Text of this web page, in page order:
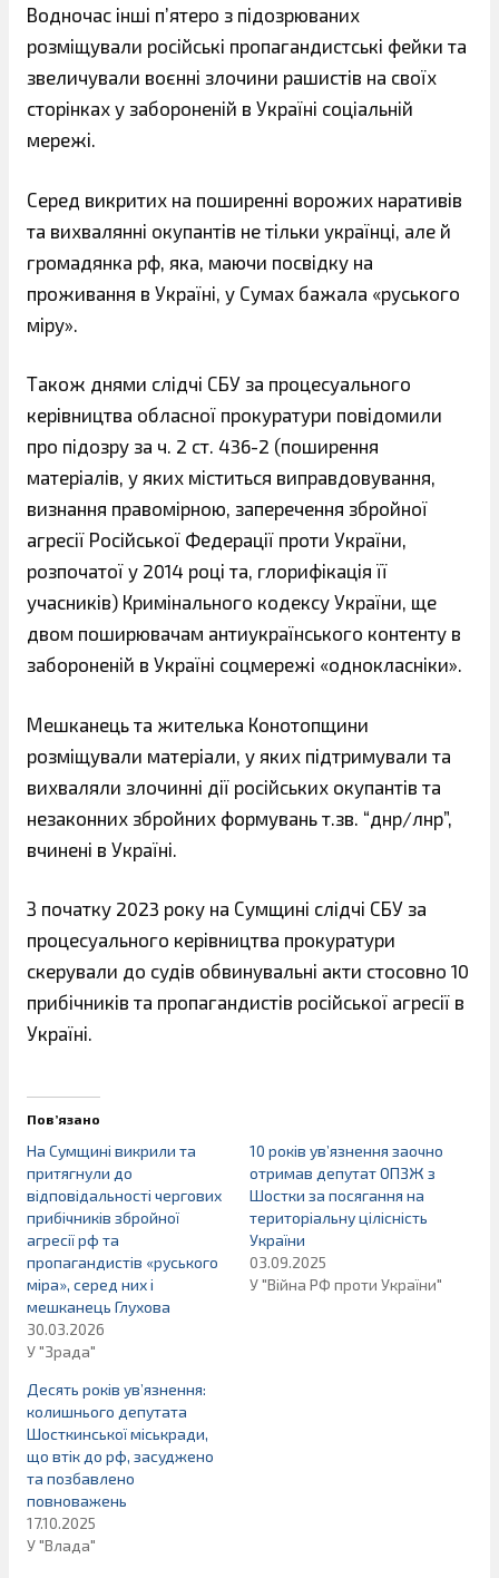
Водночас інші п’ятеро з підозрюваних
розміщували російські пропагандистські фейки та
звеличували воєнні злочини рашистів на своїх
сторінках у забороненій в Україні соціальній
мережі.
Серед викритих на поширенні ворожих наративів
та вихвалянні окупантів не тільки українці, але й
громадянка рф, яка, маючи посвідку на
проживання в Україні, у Сумах бажала «руського
міру».
Також днями слідчі СБУ за процесуального
керівництва обласної прокуратури повідомили
про підозру за ч. 2 ст. 436-2 (поширення
матеріалів, у яких міститься виправдовування,
визнання правомірною, заперечення збройної
агресії Російської Федерації проти України,
розпочатої у 2014 році та, глорифікація її
учасників) Кримінального кодексу України, ще
двом поширювачам антиукраїнського контенту в
забороненій в Україні соцмережі «однокласніки».
Мешканець та жителька Конотопщини
розміщували матеріали, у яких підтримували та
вихваляли злочинні дії російських окупантів та
незаконних збройних формувань т.зв. “днр/лнр”,
вчинені в Україні.
З початку 2023 року на Сумщині слідчі СБУ за
процесуального керівництва прокуратури
скерували до судів обвинувальні акти стосовно 10
прибічників та пропагандистів російської агресії в
Україні.
Пов’язано
На Сумщині викрили та
притягнули до
відповідальності чергових
прибічників збройної
агресії рф та
пропагандистів «руського
міра», серед них і
мешканець Глухова
30.03.2026
У "Зрада"
10 років ув’язнення заочно
отримав депутат ОПЗЖ з
Шостки за посягання на
територіальну цілісність
України
03.09.2025
У "Війна РФ проти України"
Десять років ув’язнення:
колишнього депутата
Шосткинської міськради,
що втік до рф, засуджено
та позбавлено
повноважень
17.10.2025
У "Влада"